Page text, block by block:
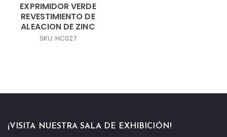
EXPRIMIDOR VERDE
REVESTIMIENTO DE
ALEACION DE ZINC
SKU: HC027
¡VISITA NUESTRA SALA DE EXHIBICIÓN!